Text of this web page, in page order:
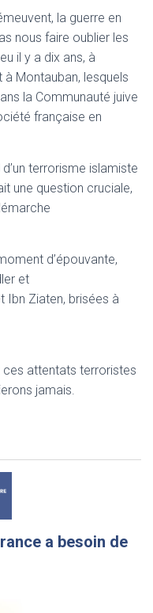
la guerre en
nous faire oublier les
il y a dix ans, à
à Montauban, lesquels
la Communauté juive
française en
terrorisme islamiste
une question cruciale,
d’épouvante,
et
Ibn Ziaten, brisées à
ces attentats terroristes
jamais.
a besoin de